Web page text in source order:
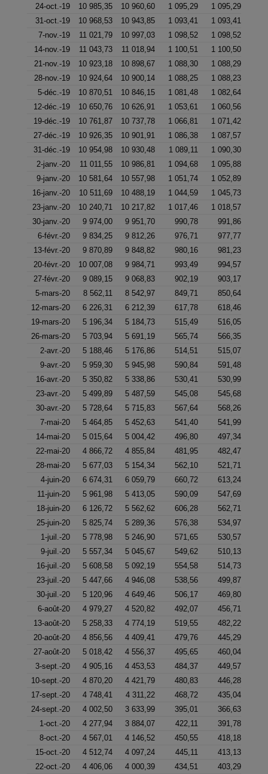
24-oct.-19 10 985,35 10 960,60 1 095,29
1 095,29
31-oct.-19
10 968,53 10 943,85 1 093,41
1 093,41
7-nov.-19
11 021,79 10 997,03 1 098,52
1 098,52
14-nov.-19
11 043,73 11 018,94 1 100,51
1 100,50
21-nov.-19
10 923,18 10 898,67 1 088,30
1 088,29
28-nov.-19
10 924,64 10 900,14 1 088,25
1 088,23
5-déc.-19
10 870,51 10 846,15 1 081,48
1 082,64
12-déc.-19
10 650,76 10 626,91 1 053,61
1 060,56
19-déc.-19
10 761,87 10 737,78 1 066,81
1 071,42
27-déc.-19
10 926,35 10 901,91 1 086,38
1 087,57
31-déc.-19
10 954,98 10 930,48 1 089,11
1 090,30
2-janv.-20
11 011,55 10 986,81 1 094,68
1 095,88
9-janv.-20
10 581,64 10 557,98 1 051,74
1 052,89
16-janv.-20
10 511,69 10 488,19 1 044,59
1 045,73
23-janv.-20
10 240,71 10 217,82 1 017,46
1 018,57
30-janv.-20
9 974,00 9 951,70 990,78
991,86
6-févr.-20
9 834,25 9 812,26 976,71
977,77
13-févr.-20
9 870,89 9 848,82 980,16
981,23
20-févr.-20
10 007,08 9 984,71 993,49
994,57
27-févr.-20
9 089,15 9 068,83 902,19
903,17
5-mars-20
8 562,11 8 542,97 849,71
850,64
12-mars-20
6 226,31 6 212,39 617,78
618,46
19-mars-20
5 196,34 5 184,73 515,49
516,05
26-mars-20
5 703,94 5 691,19 565,74
566,35
2-avr.-20
5 188,46 5 176,86 514,51
515,07
9-avr.-20
5 959,30 5 945,98 590,84
591,48
16-avr.-20
5 350,82 5 338,86 530,41
530,99
23-avr.-20
5 499,89 5 487,59 545,08
545,68
30-avr.-20
5 728,64 5 715,83 567,64
568,26
7-mai-20
5 464,85 5 452,63 541,40
541,99
14-mai-20
5 015,64 5 004,42 496,80
497,34
22-mai-20
4 866,72 4 855,84 481,95
482,47
28-mai-20
5 677,03 5 154,34 562,10
521,71
4-juin-20
6 674,31 6 059,79 660,72
613,24
11-juin-20
5 961,98 5 413,05 590,09
547,69
18-juin-20
6 126,72 5 562,62 606,28
562,71
25-juin-20
5 825,74 5 289,36 576,38
534,97
1-juil.-20
5 778,98 5 246,90 571,65
530,57
9-juil.-20
5 557,34 5 045,67 549,62
510,13
16-juil.-20
5 608,58 5 092,19 554,58
514,73
23-juil.-20
5 447,66 4 946,08 538,56
499,87
30-juil.-20
5 120,96 4 649,46 506,17
469,80
6-août-20
4 979,27 4 520,82 492,07
456,71
13-août-20
5 258,33 4 774,19 519,55
482,22
20-août-20
4 856,56 4 409,41 479,76
445,29
27-août-20
5 018,42 4 556,37 495,65
460,04
3-sept.-20
4 905,16 4 453,53 484,37
449,57
10-sept.-20
4 870,20 4 421,79 480,83
446,28
17-sept.-20
4 748,41 4 311,22 468,72
435,04
24-sept.-20
4 002,50 3 633,99 395,01
366,63
1-oct.-20
4 277,94 3 884,07 422,11
391,78
8-oct.-20
4 567,01 4 146,52 450,55
418,18
15-oct.-20
4 512,74 4 097,24 445,11
413,13
22-oct.-20
4 406,06 4 000,39 434,51
403,29